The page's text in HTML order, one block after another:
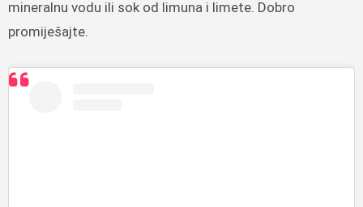
mineralnu vodu ili sok od limuna i limete. Dobro
promiješajte.